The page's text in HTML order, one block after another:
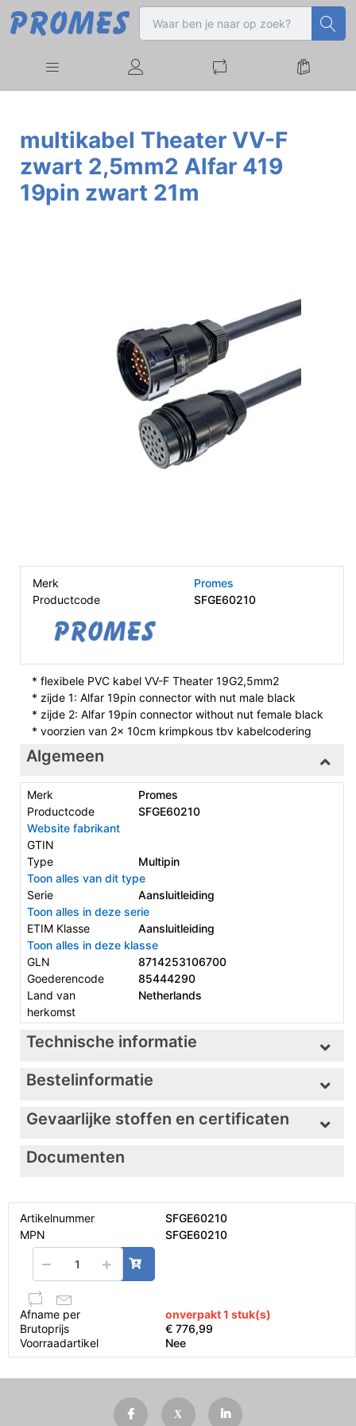
multikabel Theater VV-F
zwart 2,5mm2 Alfar 419
19pin zwart 21m
Merk
Promes
Productcode
SFGE60210
* flexibele PVC kabel VV-F Theater 19G2,5mm2
* zijde 1: Alfar 19pin connector with nut male black
* zijde 2: Alfar 19pin connector without nut female black
* voorzien van 2x 10cm krimpkous tbv kabelcodering
Algemeen
Merk
Promes
Productcode
SFGE60210
Website fabrikant
GTIN
Type
Multipin
Toon alles van dit type
Serie
Aansluitleiding
Toon alles in deze serie
ETIM Klasse
Aansluitleiding
Toon alles in deze klasse
GLN
8714253106700
Goederencode
85444290
Land van
herkomst
Netherlands
Technische informatie
Bestelinformatie
Gevaarlijke stoffen en certificaten
Documenten
Artikelnummer
SFGE60210
MPN
SFGE60210
Afname per
onverpakt 1 stuk(s)
Brutoprijs
€ 776,99
Voorraadartikel
Nee